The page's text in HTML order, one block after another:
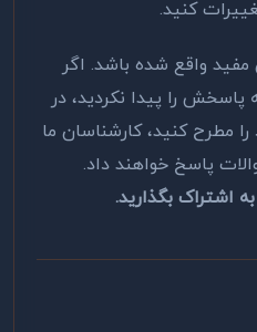
کنید.
مفید واقع شده باشد. اگر
پاسخش را پیدا نکردید، در
مطرح کنید، کارشناسان ما
پاسخ خواهند داد.
اشتراک بگذارید.